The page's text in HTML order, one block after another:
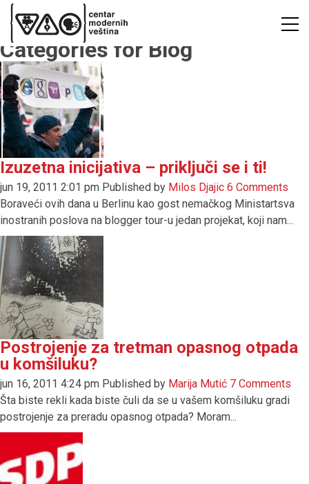
Categories for Blog
Izuzetna inicijativa – priključi se i ti!
jun 19, 2011 2:01 pm Published by Milos Djajic 6 Comments
Boraveći ovih dana u Berlinu kao gost nemačkog Ministartsva
inostranih poslova na blogger tour-u jedan projekat, koji nam...
Postrojenje za tretman opasnog otpada
u komšiluku?
jun 16, 2011 4:24 pm Published by Marija Mutić 7 Comments
Šta biste rekli kada biste čuli da se u vašem komšiluku gradi
postrojenje za preradu opasnog otpada? Moram...